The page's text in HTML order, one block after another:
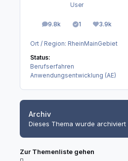
User
9.8k
Beiträge 1
Lösungen3.9k
Ort / Region: RheinMainGebiet
Status:
Berufserfahren
Anwendungsentwicklung (AE)
Archiv
Dieses Thema wurde
Zur Themenliste gehen